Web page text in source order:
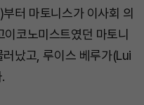
터 마토니스가 이사회 의
코노미스트였던 마토니
났고, 루이스 베루가(Lui